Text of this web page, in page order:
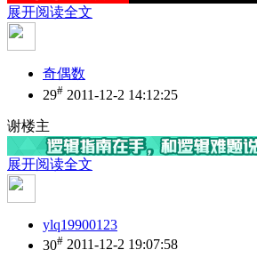
展开阅读全文
奇偶数
29# 2011-12-2 14:12:25
谢楼主
展开阅读全文
ylq19900123
30# 2011-12-2 19:07:58